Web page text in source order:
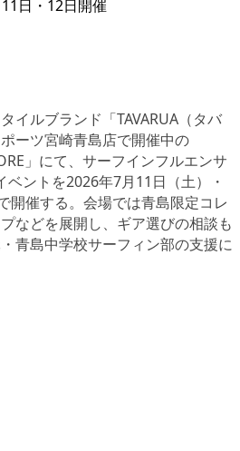
イルブランド「TAVARUA（タバ
ーツ宮崎青島店で開催中の
」にて、サーフインフルエンサ
ントを2026年7月11日（土）・
開催する。会場では青島限定コレ
などを展開し、ギア選びの相談も
青島中学校サーフィン部の支援に